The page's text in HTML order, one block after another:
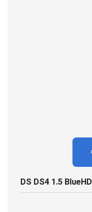
DS DS4 1.5